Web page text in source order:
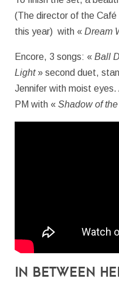
(The director of the
this year) with « Dream
Encore, 3 songs: « Ball
Light» second duet,
Jennifer with moist
PM with « Shadow of
In between